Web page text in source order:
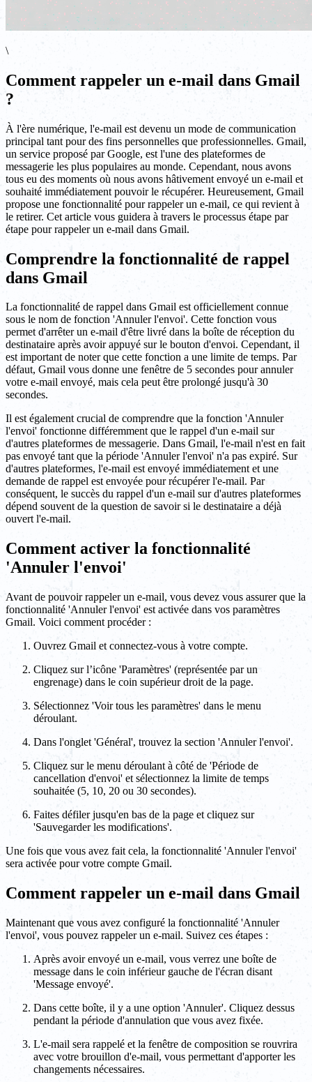
\
Comment rappeler un e-mail dans Gmail
?
À l'ère numérique, l'e-mail est devenu un mode de communication
principal tant pour des fins personnelles que professionnelles. Gmail,
un service proposé par Google, est l'une des plateformes de
messagerie les plus populaires au monde. Cependant, nous avons
tous eu des moments où nous avons hâtivement envoyé un e-mail et
souhaité immédiatement pouvoir le récupérer. Heureusement, Gmail
propose une fonctionnalité pour rappeler un e-mail, ce qui revient à
le retirer. Cet article vous guidera à travers le processus étape par
étape pour rappeler un e-mail dans Gmail.
Comprendre la fonctionnalité de rappel
dans Gmail
La fonctionnalité de rappel dans Gmail est officiellement connue
sous le nom de fonction 'Annuler l'envoi'. Cette fonction vous
permet d'arrêter un e-mail d'être livré dans la boîte de réception du
destinataire après avoir appuyé sur le bouton d'envoi. Cependant, il
est important de noter que cette fonction a une limite de temps. Par
défaut, Gmail vous donne une fenêtre de 5 secondes pour annuler
votre e-mail envoyé, mais cela peut être prolongé jusqu'à 30
secondes.
Il est également crucial de comprendre que la fonction 'Annuler
l'envoi' fonctionne différemment que le rappel d'un e-mail sur
d'autres plateformes de messagerie. Dans Gmail, l'e-mail n'est en fait
pas envoyé tant que la période 'Annuler l'envoi' n'a pas expiré. Sur
d'autres plateformes, l'e-mail est envoyé immédiatement et une
demande de rappel est envoyée pour récupérer l'e-mail. Par
conséquent, le succès du rappel d'un e-mail sur d'autres plateformes
dépend souvent de la question de savoir si le destinataire a déjà
ouvert l'e-mail.
Comment activer la fonctionnalité
'Annuler l'envoi'
Avant de pouvoir rappeler un e-mail, vous devez vous assurer que la
fonctionnalité 'Annuler l'envoi' est activée dans vos paramètres
Gmail. Voici comment procéder :
Ouvrez Gmail et connectez-vous à votre compte.
Cliquez sur l’icône 'Paramètres' (représentée par un
engrenage) dans le coin supérieur droit de la page.
Sélectionnez 'Voir tous les paramètres' dans le menu
déroulant.
Dans l'onglet 'Général', trouvez la section 'Annuler l'envoi'.
Cliquez sur le menu déroulant à côté de 'Période de
cancellation d'envoi' et sélectionnez la limite de temps
souhaitée (5, 10, 20 ou 30 secondes).
Faites défiler jusqu'en bas de la page et cliquez sur
'Sauvegarder les modifications'.
Une fois que vous avez fait cela, la fonctionnalité 'Annuler l'envoi'
sera activée pour votre compte Gmail.
Comment rappeler un e-mail dans Gmail
Maintenant que vous avez configuré la fonctionnalité 'Annuler
l'envoi', vous pouvez rappeler un e-mail. Suivez ces étapes :
Après avoir envoyé un e-mail, vous verrez une boîte de
message dans le coin inférieur gauche de l'écran disant
'Message envoyé'.
Dans cette boîte, il y a une option 'Annuler'. Cliquez dessus
pendant la période d'annulation que vous avez fixée.
L'e-mail sera rappelé et la fenêtre de composition se rouvrira
avec votre brouillon d'e-mail, vous permettant d'apporter les
changements nécessaires.